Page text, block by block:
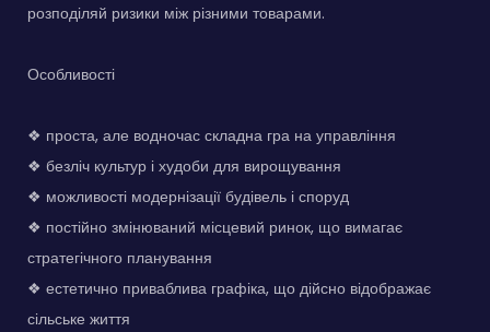
розподіляй ризики між різними товарами.
Особливості
❖ проста, але водночас складна гра на управління
❖ безліч культур і худоби для вирощування
❖ можливості модернізації будівель і споруд
❖ постійно змінюваний місцевий ринок, що вимагає
стратегічного планування
❖ естетично приваблива графіка, що дійсно відображає
сільське життя